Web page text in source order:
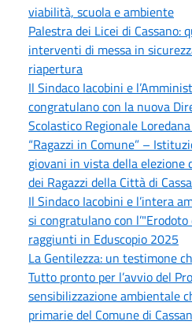
viabilità, scuola e ambiente
Palestra dei Licei di Cassano:
interventi di messa in
riapertura
Il Sindaco Iacobini e
congratulano con la nuova
Scolastico Regionale
“Ragazzi in Comune” –
giovani in vista della elezione
dei Ragazzi della Città di
Il Sindaco Iacobini e l’intera
si congratulano con
raggiunti in Eduscopio 2025
La Gentilezza: un testimone
Tutto pronto per l’avvio del
sensibilizzazione ambientale
primarie del Comune di